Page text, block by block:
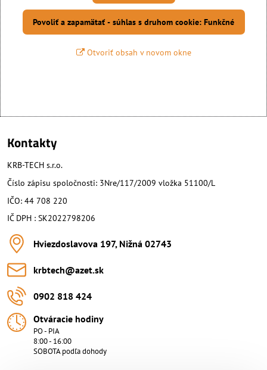
Povoliť a zapamätať - súhlas s druhom cookie: Funkčné
Otvoriť obsah v novom okne
Kontakty
KRB-TECH s.r.o.
Číslo zápisu spoločnosti: 3Nre/117/2009 vložka 51100/L
IČO: 44 708 220
IČ DPH : SK2022798206
Hviezdoslavova 197, Nižná 02743
krbtech​@azet​.sk
0902 818 424
Otváracie hodiny
PO - PIA
8:00 - 16:00
SOBOTA podľa dohody